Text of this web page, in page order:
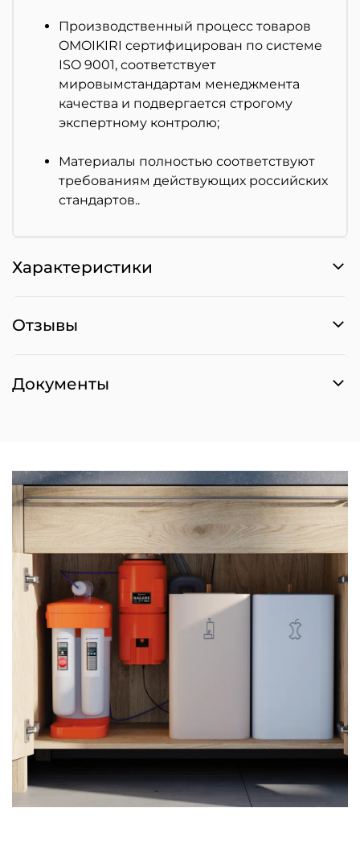
Производственный процесс товаров
OMOIKIRI сертифицирован по системе
ISO 9001, соответствует
мировымстандартам менеджмента
качества и подвергается строгому
экспертному контролю;
Материалы полностью соответствуют
требованиям действующих российских
стандартов..
Характеристики
Отзывы
Документы